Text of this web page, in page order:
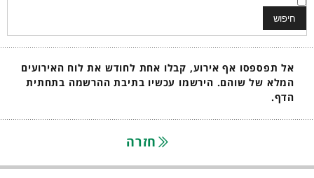
אל תפספסו אף אירוע, קבלו אחת לחודש את לוח האירועים
המלא של שוהם. הירשמו עכשיו בתיבת ההרשמה בתחתית
הדף.
חזרה